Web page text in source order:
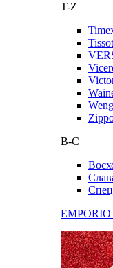
T-Z
Tissot
В-С